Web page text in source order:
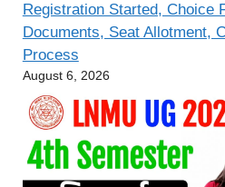
Registration Started, Choice
Documents, Seat Allotment,
Process
August 6, 2026